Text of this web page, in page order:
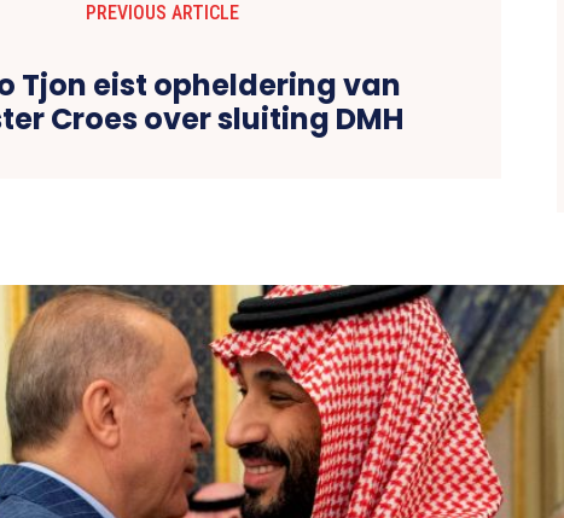
PREVIOUS ARTICLE
Tjon eist opheldering van
Croes over sluiting DMH